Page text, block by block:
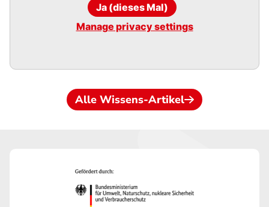
Ja (dieses Mal)
Manage privacy settings
Alle Wissens-Artikel